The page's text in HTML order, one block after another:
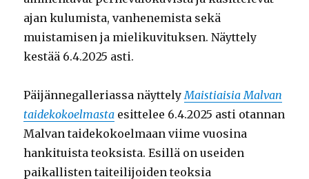
ajan kulumista, vanhenemista sekä
muistamisen ja mielikuvituksen. Näyttely
kestää 6.4.2025 asti.
Päijännegalleriassa näyttelyMaistiaisia Malvan
taidekokoelmasta esittelee 6.4.2025 asti otannan
Malvan taidekokoelmaan viime vuosina
hankituista teoksista. Esillä on useiden
paikallisten taiteilijoiden teoksia